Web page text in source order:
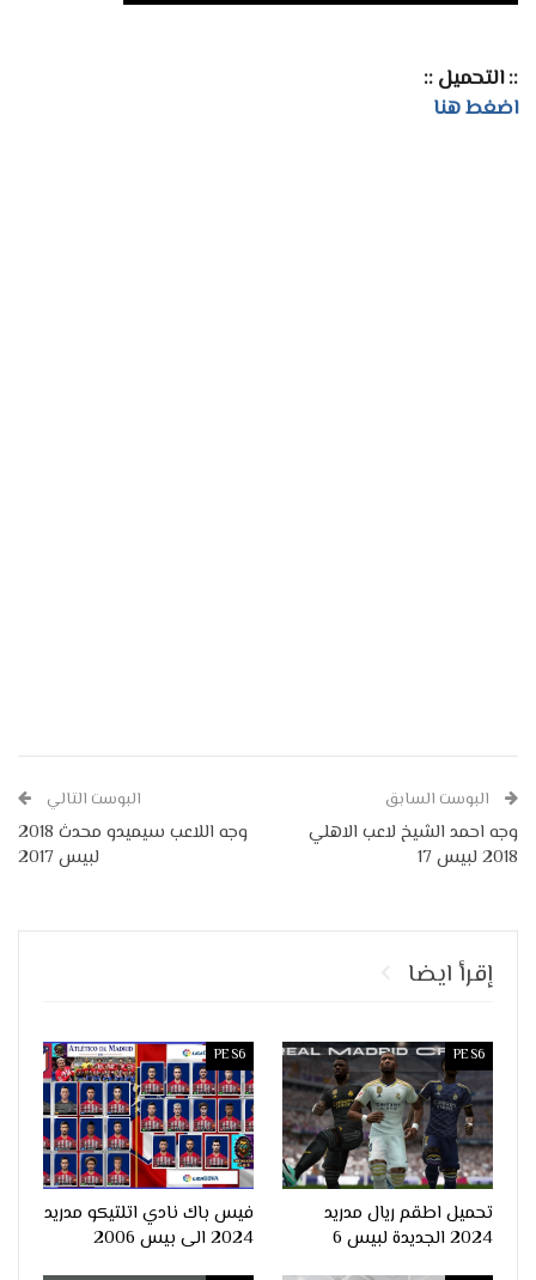
:: التحميل ::
اضغط هنا
البوست السابق
وجه احمد الشيخ لاعب الاهلي
2018 لبيس 17
البوست التالي
وجه اللاعب سيميدو محدث 2018
لبيس 2017
إقرأ ايضا
PES6
تحميل اطقم ريال مدريد
2024 الجديدة لبيس 6
PES6
فيس باك نادي اتلتيكو مدريد
2024 الى بيس 2006